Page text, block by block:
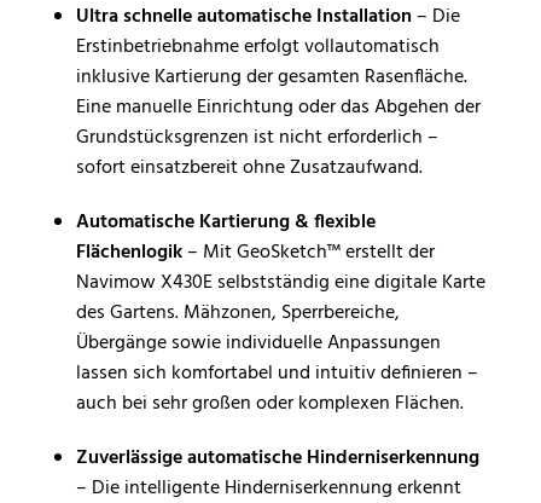
Ultra schnelle automatische Installation – Die
Erstinbetriebnahme erfolgt vollautomatisch
inklusive Kartierung der gesamten Rasenfläche.
Eine manuelle Einrichtung oder das Abgehen der
Grundstücksgrenzen ist nicht erforderlich –
sofort einsatzbereit ohne Zusatzaufwand.
Automatische Kartierung & flexible
Flächenlogik– Mit GeoSketch™ erstellt der
Navimow X430E selbstständig eine digitale Karte
des Gartens. Mähzonen, Sperrbereiche,
Übergänge sowie individuelle Anpassungen
lassen sich komfortabel und intuitiv definieren –
auch bei sehr großen oder komplexen Flächen.
Zuverlässige automatische Hinderniserkennung
– Die intelligente Hinderniserkennung erkennt